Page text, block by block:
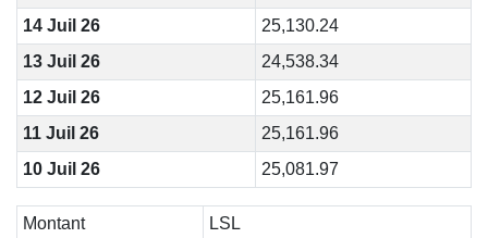
14 Juil 26
25,130.24
13 Juil 26
24,538.34
12 Juil 26
25,161.96
11 Juil 26
25,161.96
10 Juil 26
25,081.97
Montant LSL